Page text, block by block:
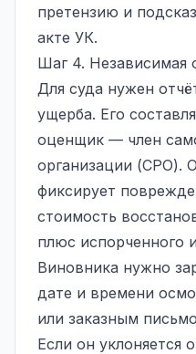
претензию и
акте УК.
Шаг 4. Независимая
Для суда нужен
ущерба. Его
оценщик — член
организации (СРО).
фиксирует
стоимость
плюс испорченного
Виновника нужно
дате и времени
или заказным
Если он уклоняется